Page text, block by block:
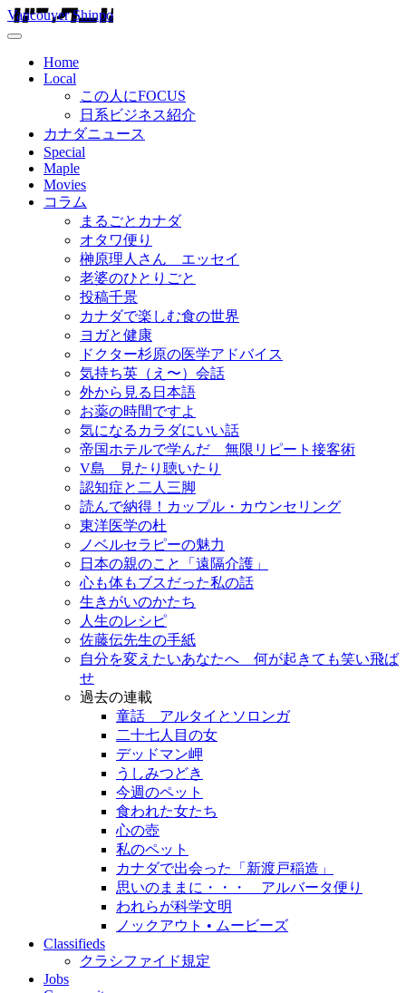
Vancouver Shinpo
Home
Local
この人にFOCUS
日系ビジネス紹介
カナダニュース
Special
Maple
Movies
コラム
まるごとカナダ
オタワ便り
榊原理人さん エッセイ
老婆のひとりごと
投稿千景
カナダで楽しむ食の世界
ヨガと健康
ドクター杉原の医学アドバイス
気持ち英（え〜）会話
外から見る日本語
お薬の時間ですよ
気になるカラダにいい話
帝国ホテルで学んだ 無限リピート接客術
V島 見たり聴いたり
認知症と二人三脚
読んで納得！カップル・カウンセリング
東洋医学の杜
ノベルセラピーの魅力
日本の親のこと「遠隔介護」
心も体もブスだった私の話
生きがいのかたち
人生のレシピ
佐藤伝先生の手紙
自分を変えたいあなたへ 何が起きても笑い飛ば
せ
過去の連載
童話 アルタイとソロンガ
二十七人目の女
デッドマン岬
うしみつどき
今週のペット
食われた女たち
心の壺
私のペット
カナダで出会った「新渡戸稲造」
思いのままに・・・ アルバータ便り
われらが科学文明
ノックアウト • ムービーズ
Classifieds
クラシファイド規定
Jobs